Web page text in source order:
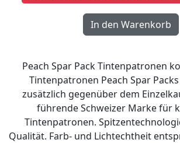
Peach Spar Pack Tintenpatronen
Tintenpatronen Peach Spar Packs
zusätzlich gegenüber dem
führende Schweizer Marke für
Tintenpatronen.
Qualität. Farb- und Lichtechtheit